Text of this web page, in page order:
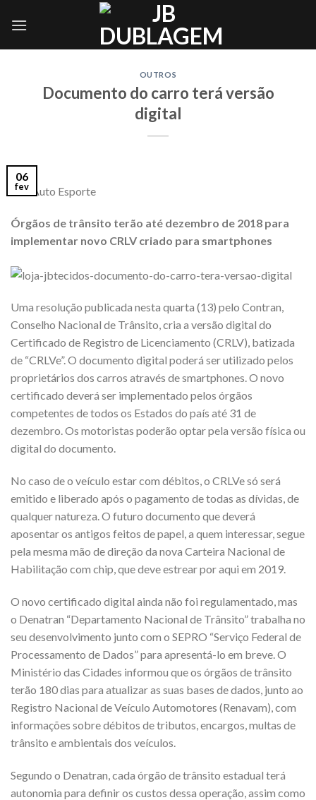
OUTROS
Documento do carro terá versão
digital
06
fev
Via: Auto Esporte
Órgãos de trânsito terão até dezembro de 2018 para
implementar novo CRLV criado para smartphones
Uma resolução publicada nesta quarta (13) pelo Contran,
Conselho Nacional de Trânsito, cria a versão digital do
Certificado de Registro de Licenciamento (CRLV), batizada
de “CRLVe”. O documento digital poderá ser utilizado pelos
proprietários dos carros através de smartphones. O novo
certificado deverá ser implementado pelos órgãos
competentes de todos os Estados do país até 31 de
dezembro. Os motoristas poderão optar pela versão física ou
digital do documento.
No caso de o veículo estar com débitos, o CRLVe só será
emitido e liberado após o pagamento de todas as dívidas, de
qualquer natureza. O futuro documento que deverá
aposentar os antigos feitos de papel, a quem interessar, segue
pela mesma mão de direção da nova Carteira Nacional de
Habilitação com chip, que deve estrear por aqui em 2019.
O novo certificado digital ainda não foi regulamentado, mas
o Denatran “Departamento Nacional de Trânsito” trabalha no
seu desenvolvimento junto com o SEPRO “Serviço Federal de
Processamento de Dados” para apresentá-lo em breve. O
Ministério das Cidades informou que os órgãos de trânsito
terão 180 dias para atualizar as suas bases de dados, junto ao
Registro Nacional de Veículo Automotores (Renavam), com
informações sobre débitos de tributos, encargos, multas de
trânsito e ambientais dos veículos.
Segundo o Denatran, cada órgão de trânsito estadual terá
autonomia para definir os custos dessa operação, assim como